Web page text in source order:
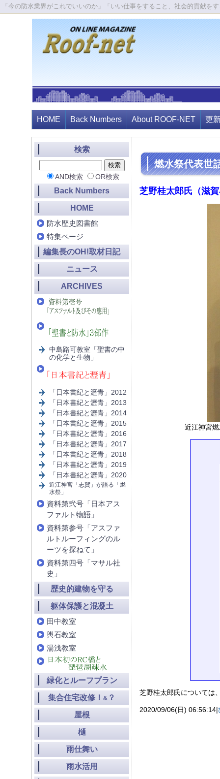
「今の防水業界がこれでいいのか」「いい仕事をすること、社会的貢献
HOME Back Numbers About ROOF-NET 更
燃水祭代表世
芝野桂太郎氏（滋
近江神宮
芝野桂太郎氏については
2020/09/06(日) 06:56:14|
検索
AND検索 OR検索
Back Numbers
HOME
防水歴史図書館
特集ページ
編集長のOH!取材日記
ニュース
ARCHIVES
中島路可教室「聖書の中
の化学と生物」
「日本書紀と瀝青」2012
「日本書紀と瀝青」2013
「日本書紀と瀝青」2014
「日本書紀と瀝青」2015
「日本書紀と瀝青」2016
「日本書紀と瀝青」2017
「日本書紀と瀝青」2018
「日本書紀と瀝青」2019
「日本書紀と瀝青」2020
近江神宮「志賀」が語る「燃
水祭」
資料第弐号「日本アス
ファルト物語」
資料第参号「アスファ
ルトルーフィングのル
ーツを探ねて」
資料第四号「マサル社
史」
歴史的建物を守る
躯体保護と混凝土
田中教室
輿石教室
湯浅教室
緑化とルーフプラン
集合住宅改修！ & ？
屋根
樋
雨仕舞い
雨水活用